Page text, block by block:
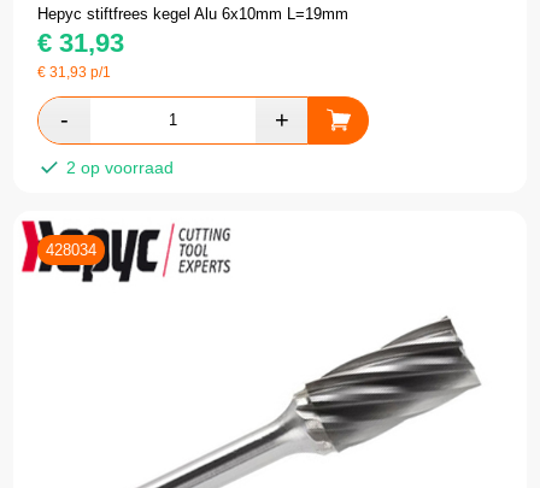
Hepyc stiftfrees kegel Alu 6x10mm L=19mm
€ 31,93
€31,93 p/1
2 op voorraad
428034